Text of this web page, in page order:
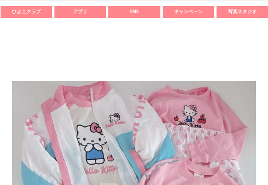
ひよこクラブ アプリ SNS キャンペーン 写真スタジオ